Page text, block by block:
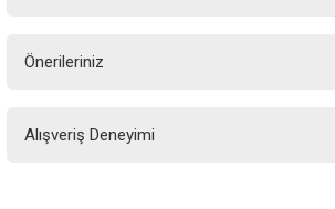
Önerileriniz
yetersiz gördüğünüz noktaları öneri formunu
Alışveriş Deneyimi